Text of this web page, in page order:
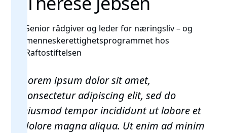
Senior rådgiver og leder for næringsliv – og
menneskerettighetsprogrammet hos
Raftostiftelsen
Lorem ipsum dolor sit amet,
consectetur adipiscing elit, sed do
eiusmod tempor incididunt ut labore et
dolore magna aliqua. Ut enim ad minim